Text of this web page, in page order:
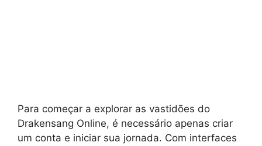
Para começar a explorar as vastidões do
Drakensang Online, é necessário apenas criar
um conta e iniciar sua jornada. Com interfaces